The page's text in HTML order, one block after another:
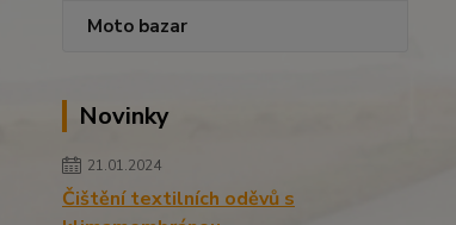
Moto bazar
Novinky
21.01.2024
Čištění textilních oděvů s